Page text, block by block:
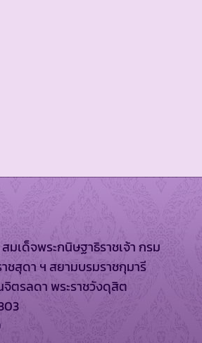
เด็จพระกนิษฐาธิราชเจ้า กรม
ชสุดา ฯ สยามบรมราชกุมารี
ตรลดา พระราชวังดุสิต